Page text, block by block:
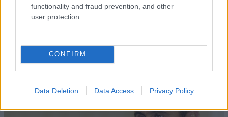
functionality and fraud prevention, and other
user protection.
CONFIRM
Data Deletion Data Access Privacy Policy
τηλεφώνημα από την ΑΑΔΕ για φορολογικές
εκκρεμότητες